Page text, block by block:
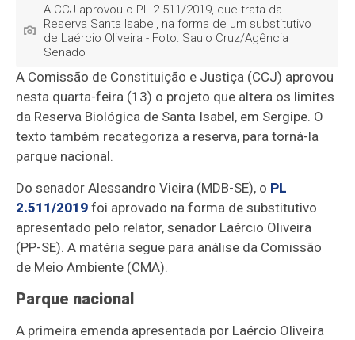
A CCJ aprovou o PL 2.511/2019, que trata da
Reserva Santa Isabel, na forma de um substitutivo
de Laércio Oliveira - Foto: Saulo Cruz/Agência
Senado
A Comissão de Constituição e Justiça (CCJ) aprovou
nesta quarta-feira (13) o projeto que altera os limites
da Reserva Biológica de Santa Isabel, em Sergipe. O
texto também recategoriza a reserva, para torná-la
parque nacional.
Do senador Alessandro Vieira (MDB-SE), o PL
2.511/2019 foi aprovado na forma de substitutivo
apresentado pelo relator, senador Laércio Oliveira
(PP-SE). A matéria segue para análise da Comissão
de Meio Ambiente (CMA).
Parque nacional
A primeira emenda apresentada por Laércio Oliveira